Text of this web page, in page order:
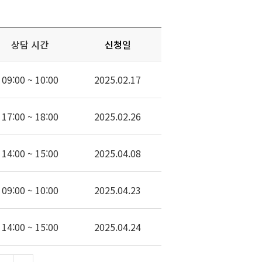
상담 시간 신청일
09:00 ~ 10:00 2025.02.17
17:00 ~ 18:00 2025.02.26
14:00 ~ 15:00 2025.04.08
09:00 ~ 10:00 2025.04.23
14:00 ~ 15:00 2025.04.24